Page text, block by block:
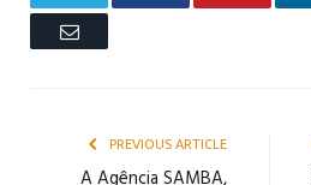
Email
PREVIOUS ARTICLE
A Agência SAMBA,